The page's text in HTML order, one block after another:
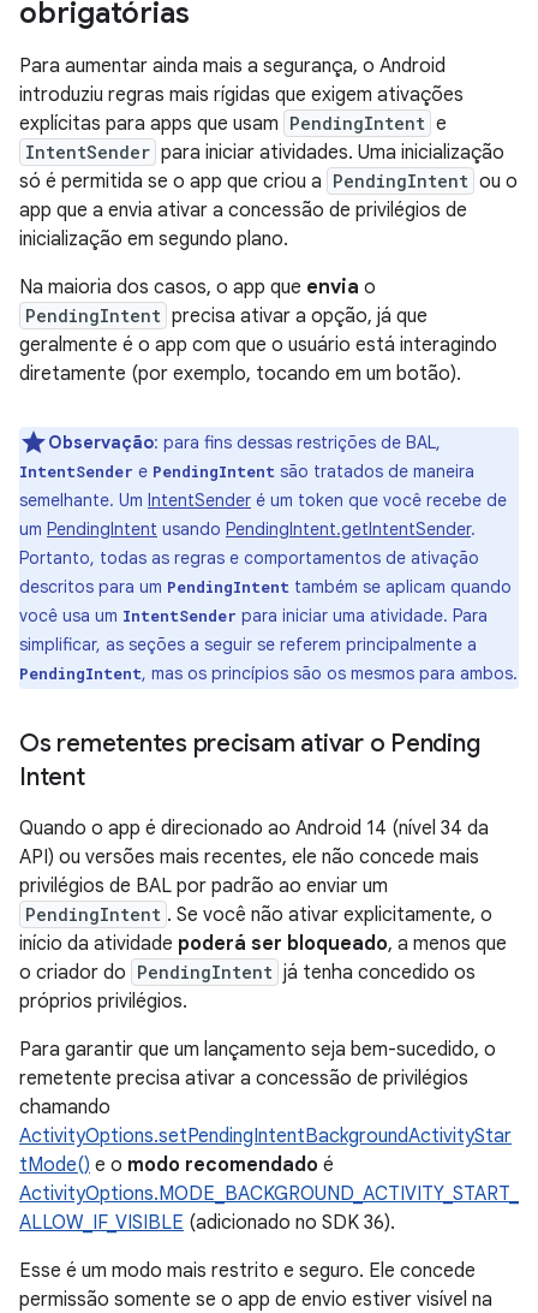
obrigatórias
Para aumentar ainda mais a segurança, o Android
introduziu regras mais rígidas que exigem ativações
explícitas para apps que usam PendingIntent e
IntentSender para iniciar atividades. Uma inicialização
só é permitida se o app que criou a PendingIntent ou o
app que a envia ativar a concessão de privilégios de
inicialização em segundo plano.
Na maioria dos casos, o app que envia o
PendingIntent precisa ativar a opção, já que
geralmente é o app com que o usuário está interagindo
diretamente (por exemplo, tocando em um botão).
Observação: para fins dessas restrições de BAL,
IntentSender e PendingIntent são tratados de maneira
semelhante. Um IntentSender é um token que você recebe de
um PendingIntent usando PendingIntent.getIntentSender.
Portanto, todas as regras e comportamentos de ativação
descritos para um PendingIntent também se aplicam quando
você usa um IntentSender para iniciar uma atividade. Para
simplificar, as seções a seguir se referem principalmente a
PendingIntent, mas os princípios são os mesmos para ambos.
Os remetentes precisam ativar o Pending
Intent
Quando o app é direcionado ao Android 14 (nível 34 da
API) ou versões mais recentes, ele não concede mais
privilégios de BAL por padrão ao enviar um
PendingIntent . Se você não ativar explicitamente, o
início da atividade poderá ser bloqueado, a menos que
o criador do PendingIntent já tenha concedido os
próprios privilégios.
Para garantir que um lançamento seja bem-sucedido, o
remetente precisa ativar a concessão de privilégios
chamando
ActivityOptions.setPendingIntentBackgroundActivityStar
tMode() e o modo recomendado é
ActivityOptions.MODE_BACKGROUND_ACTIVITY_START_
ALLOW_IF_VISIBLE (adicionado no SDK 36).
Esse é um modo mais restrito e seguro. Ele concede
permissão somente se o app de envio estiver visível na